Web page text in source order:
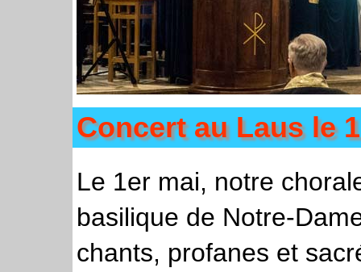
Concert au Laus le
Le 1er mai, notre
basilique de Notre-
chants, profanes et